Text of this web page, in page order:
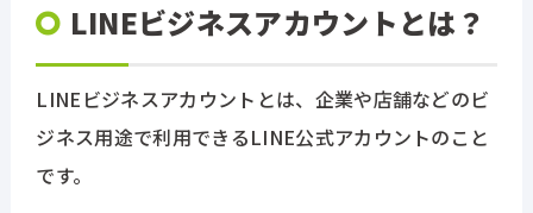
LINEビジネスアカウントとは？
LINEビジネスアカウントとは、企業や店舗などのビ
ジネス用途で利用できるLINE公式アカウントのこと
です。